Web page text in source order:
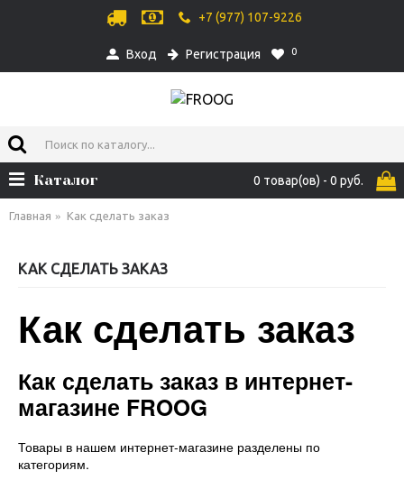
+7 (977) 107-9226
Вход Регистрация 0
0 товар(ов) - 0 руб.
Каталог
Главная Как сделать заказ
КАК СДЕЛАТЬ ЗАКАЗ
Как сделать заказ
Как сделать заказ в интернет-
магазине FROOG
Товары в нашем интернет-магазине разделены по
категориям.